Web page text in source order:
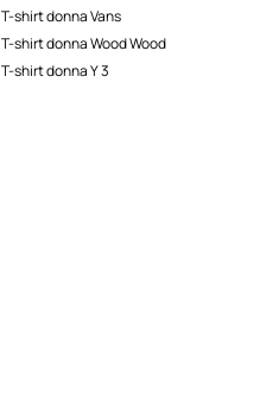
T-shirt donna Vans
T-shirt donna Wood Wood
T-shirt donna Y 3